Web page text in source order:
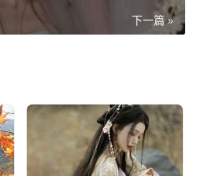
下一篇 »